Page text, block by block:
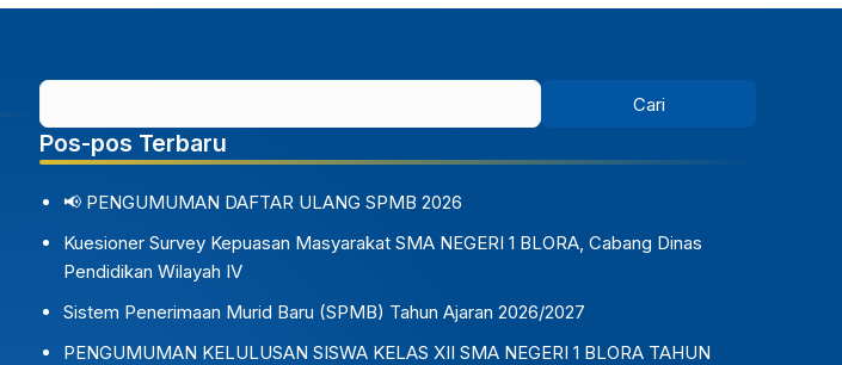
Pos-pos Terbaru
📢 PENGUMUMAN DAFTAR ULANG SPMB 2026
Kuesioner Survey Kepuasan Masyarakat SMA NEGERI 1 BLORA, Cabang Dinas
Pendidikan Wilayah IV
Sistem Penerimaan Murid Baru (SPMB) Tahun Ajaran 2026/2027
PENGUMUMAN KELULUSAN SISWA KELAS XII SMA NEGERI 1 BLORA TAHUN